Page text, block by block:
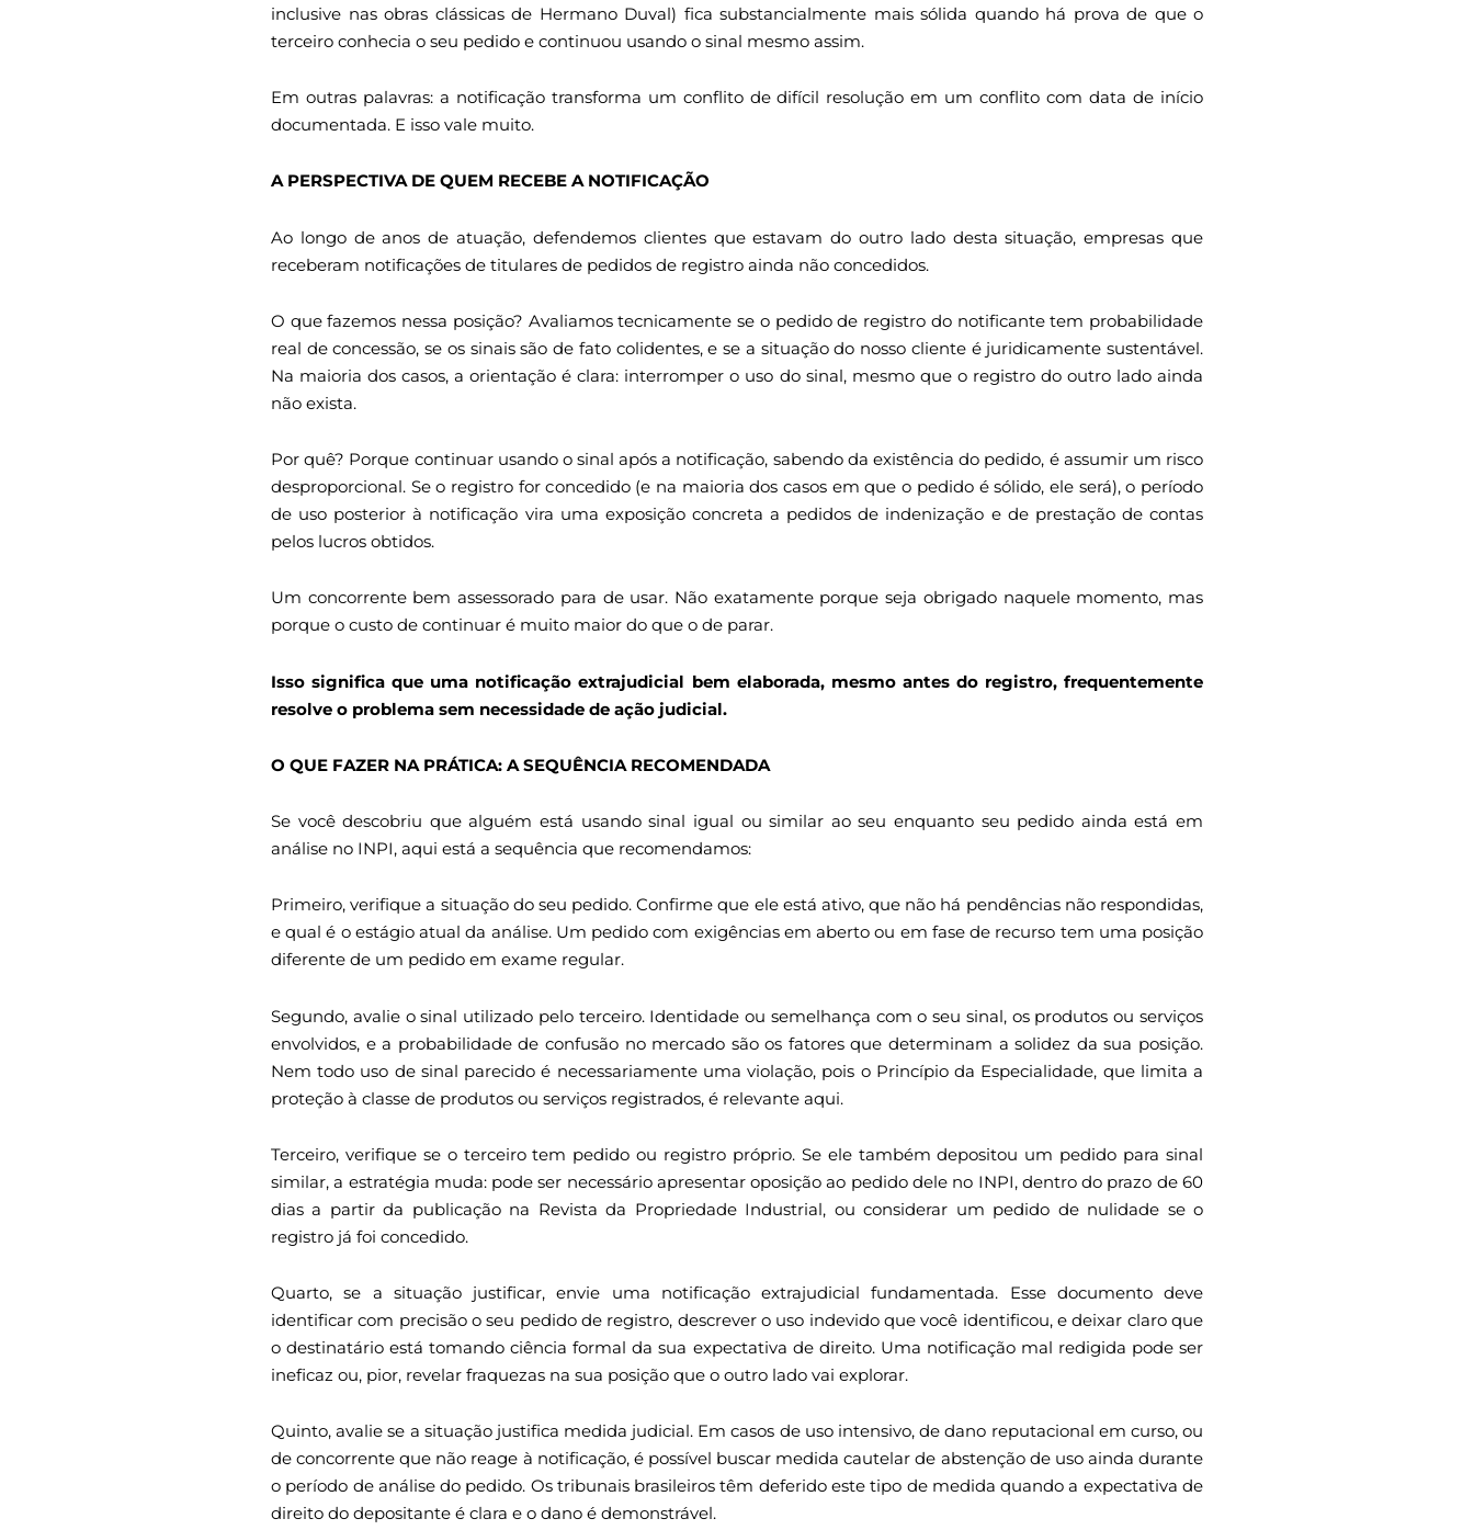
inclusive nas obras clássicas de Hermano Duval) fica substancialmente mais sólida quando há prova de que o
terceiro conhecia o seu pedido e continuou usando o sinal mesmo assim.
Em outras palavras: a notificação transforma um conflito de difícil resolução em um conflito com data de início
documentada. E isso vale muito.
A PERSPECTIVA DE QUEM RECEBE A NOTIFICAÇÃO
Ao longo de anos de atuação, defendemos clientes que estavam do outro lado desta situação, empresas que
receberam notificações de titulares de pedidos de registro ainda não concedidos.
O que fazemos nessa posição? Avaliamos tecnicamente se o pedido de registro do notificante tem probabilidade
real de concessão, se os sinais são de fato colidentes, e se a situação do nosso cliente é juridicamente sustentável.
Na maioria dos casos, a orientação é clara: interromper o uso do sinal, mesmo que o registro do outro lado ainda
não exista.
Por quê? Porque continuar usando o sinal após a notificação, sabendo da existência do pedido, é assumir um risco
desproporcional. Se o registro for concedido (e na maioria dos casos em que o pedido é sólido, ele será), o período
de uso posterior à notificação vira uma exposição concreta a pedidos de indenização e de prestação de contas
pelos lucros obtidos.
Um concorrente bem assessorado para de usar. Não exatamente porque seja obrigado naquele momento, mas
porque o custo de continuar é muito maior do que o de parar.
Isso significa que uma notificação extrajudicial bem elaborada, mesmo antes do registro, frequentemente
resolve o problema sem necessidade de ação judicial.
O QUE FAZER NA PRÁTICA: A SEQUÊNCIA RECOMENDADA
Se você descobriu que alguém está usando sinal igual ou similar ao seu enquanto seu pedido ainda está em
análise no INPI, aqui está a sequência que recomendamos:
Primeiro, verifique a situação do seu pedido. Confirme que ele está ativo, que não há pendências não respondidas,
e qual é o estágio atual da análise. Um pedido com exigências em aberto ou em fase de recurso tem uma posição
diferente de um pedido em exame regular.
Segundo, avalie o sinal utilizado pelo terceiro. Identidade ou semelhança com o seu sinal, os produtos ou serviços
envolvidos, e a probabilidade de confusão no mercado são os fatores que determinam a solidez da sua posição.
Nem todo uso de sinal parecido é necessariamente uma violação, pois o Princípio da Especialidade, que limita a
proteção à classe de produtos ou serviços registrados, é relevante aqui.
Terceiro, verifique se o terceiro tem pedido ou registro próprio. Se ele também depositou um pedido para sinal
similar, a estratégia muda: pode ser necessário apresentar oposição ao pedido dele no INPI, dentro do prazo de 60
dias a partir da publicação na Revista da Propriedade Industrial, ou considerar um pedido de nulidade se o
registro já foi concedido.
Quarto, se a situação justificar, envie uma notificação extrajudicial fundamentada. Esse documento deve
identificar com precisão o seu pedido de registro, descrever o uso indevido que você identificou, e deixar claro que
o destinatário está tomando ciência formal da sua expectativa de direito. Uma notificação mal redigida pode ser
ineficaz ou, pior, revelar fraquezas na sua posição que o outro lado vai explorar.
Quinto, avalie se a situação justifica medida judicial. Em casos de uso intensivo, de dano reputacional em curso, ou
de concorrente que não reage à notificação, é possível buscar medida cautelar de abstenção de uso ainda durante
o período de análise do pedido. Os tribunais brasileiros têm deferido este tipo de medida quando a expectativa de
direito do depositante é clara e o dano é demonstrável.